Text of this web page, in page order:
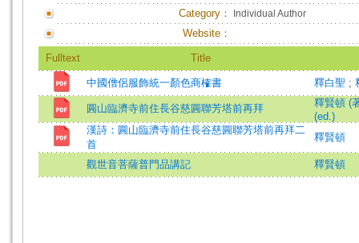
Category：
Individual Author
Website：
Fulltext Title
中國僧侶服飾統一顏色商榷書 釋白聖 ;
圓山臨濟寺前住長谷慈圓聯芳塔前再拜
釋賢頓 (
(ed.)
漢詩：圓山臨濟寺前住長谷慈圓聯芳塔前再拜二
首
釋賢頓
觀世音菩薩普門品講記 釋賢頓